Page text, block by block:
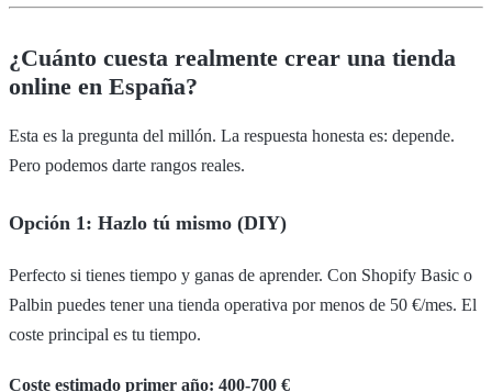
¿Cuánto cuesta realmente crear una tienda
online en España?
Esta es la pregunta del millón. La respuesta honesta es: depende.
Pero podemos darte rangos reales.
Opción 1: Hazlo tú mismo (DIY)
Perfecto si tienes tiempo y ganas de aprender. Con Shopify Basic o
Palbin puedes tener una tienda operativa por menos de 50 €/mes. El
coste principal es tu tiempo.
Coste estimado primer año: 400-700 €